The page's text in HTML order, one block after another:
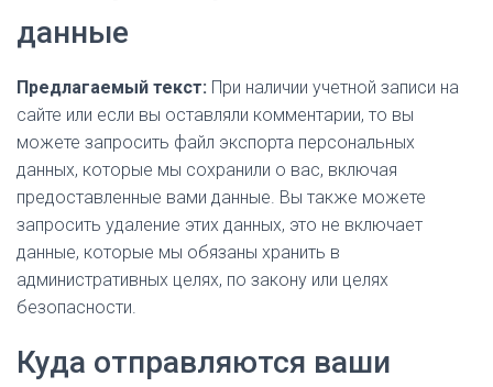
данные
Предлагаемый текст: При наличии учетной записи на
сайте или если вы оставляли комментарии, то вы
можете запросить файл экспорта персональных
данных, которые мы сохранили о вас, включая
предоставленные вами данные. Вы также можете
запросить удаление этих данных, это не включает
данные, которые мы обязаны хранить в
административных целях, по закону или целях
безопасности.
Куда отправляются ваши